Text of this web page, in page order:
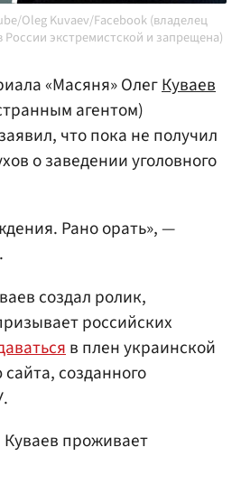
Oleg Kuvaev/Facebook (владелец
экстремистской и запрещена)
«Масяня» ОлегКуваев
агентом)
заявил, что пока не получил
о заведении уголовного
Рано орать», —
создал ролик,
российских
в плен украинской
созданного
проживает